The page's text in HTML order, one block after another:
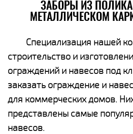
ЗАБОРЫ ИЗ
МЕТАЛЛИЧЕСКОМ
Специализация нашей
строительство и
ограждений и навесов под
заказать ограждение и
для коммерческих домов.
представлены самые
навесов.